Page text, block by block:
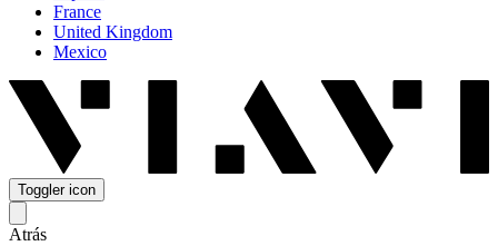
France
United Kingdom
Mexico
Toggler icon
Atrás